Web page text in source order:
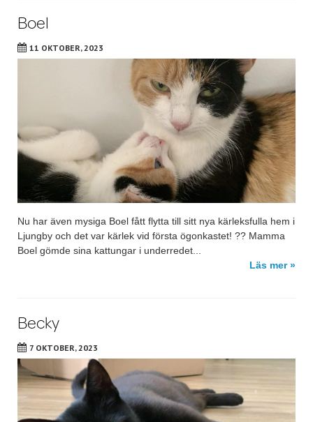
Boel
11 OKTOBER, 2023
Nu har även mysiga Boel fått flytta till sitt nya kärleksfulla hem i
Ljungby och det var kärlek vid första ögonkastet! ?? Mamma
Boel gömde sina kattungar i underredet...
Läs mer »
Becky
7 OKTOBER, 2023